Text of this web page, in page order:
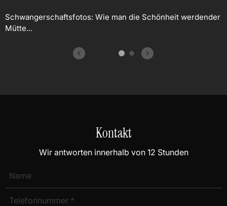
Schwangerschaftsfotos: Wie man die Schönheit werdender
Mütte...
Kontakt
Wir antworten innerhalb von 12 Stunden